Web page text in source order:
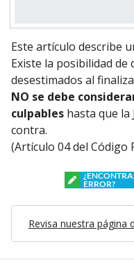
Este artículo describe
Existe la posibilidad de
desestimados al
NO se debe
culpables hasta que la
contra.
(Artículo 04 del Código
ERROR?
Revisa nuestra página